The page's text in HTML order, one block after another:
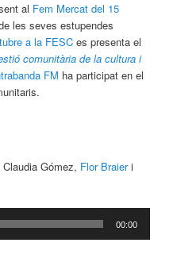
al Fem Mercat del 15
les seves estupendes
a la FESC es presenta el
comunitària de la cultura i
FM ha participat en el
Gómez, Flor Braieri
00:00